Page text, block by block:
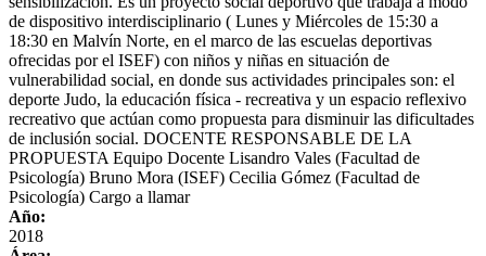
de dispositivo interdisciplinario ( Lunes y Miércoles de 15:30 a
18:30 en Malvín Norte, en el marco de las escuelas deportivas
ofrecidas por el ISEF) con niños y niñas en situación de
vulnerabilidad social, en donde sus actividades principales son: el
deporte Judo, la educación física - recreativa y un espacio reflexivo
recreativo que actúan como propuesta para disminuir las dificultades
de inclusión social. DOCENTE RESPONSABLE DE LA
PROPUESTA Equipo Docente Lisandro Vales (Facultad de
Psicología) Bruno Mora (ISEF) Cecilia Gómez (Facultad de
Psicología) Cargo a llamar
Año:
2018